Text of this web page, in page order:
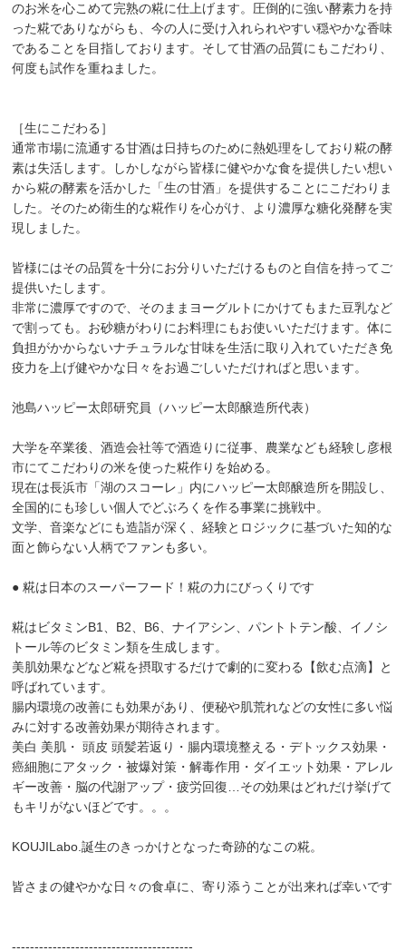
のお米を心こめて完熟の糀に仕上げます。圧倒的に強い酵素力を持
った糀でありながらも、今の人に受け入れられやすい穏やかな香味
であることを目指しております。そして甘酒の品質にもこだわり、
何度も試作を重ねました。
［生にこだわる］
通常市場に流通する甘酒は日持ちのために熱処理をしており糀の酵
素は失活します。しかしながら皆様に健やかな食を提供したい想い
から糀の酵素を活かした「生の甘酒」を提供することにこだわりま
した。そのため衛生的な糀作りを心がけ、より濃厚な糖化発酵を実
現しました。
皆様にはその品質を十分にお分りいただけるものと自信を持ってご
提供いたします。
非常に濃厚ですので、そのままヨーグルトにかけてもまた豆乳など
で割っても。お砂糖がわりにお料理にもお使いいただけます。体に
負担がかからないナチュラルな甘味を生活に取り入れていただき免
疫力を上げ健やかな日々をお過ごしいただければと思います。
池島ハッピー太郎研究員（ハッピー太郎醸造所代表）
大学を卒業後、酒造会社等で酒造りに従事、農業なども経験し彦根
市にてこだわりの米を使った糀作りを始める。
現在は長浜市「湖のスコーレ」内にハッピー太郎醸造所を開設し、
全国的にも珍しい個人でどぶろくを作る事業に挑戦中。
文学、音楽などにも造詣が深く、経験とロジックに基づいた知的な
面と飾らない人柄でファンも多い。
● 糀は日本のスーパーフード！糀の力にびっくりです
糀はビタミンB1、B2、B6、ナイアシン、パントトテン酸、イノシ
トール等のビタミン類を生成します。
美肌効果などなど糀を摂取するだけで劇的に変わる【飲む点滴】と
呼ばれています。
腸内環境の改善にも効果があり、便秘や肌荒れなどの女性に多い悩
みに対する改善効果が期待されます。
美白 美肌・ 頭皮 頭髪若返り・腸内環境整える・デトックス効果・
癌細胞にアタック・被爆対策・解毒作用・ダイエット効果・アレル
ギー改善・脳の代謝アップ・疲労回復…その効果はどれだけ挙げて
もキリがないほどです。。。
KOUJILabo.誕生のきっかけとなった奇跡的なこの糀。
皆さまの健やかな日々の食卓に、寄り添うことが出来れば幸いです
----------------------------------------